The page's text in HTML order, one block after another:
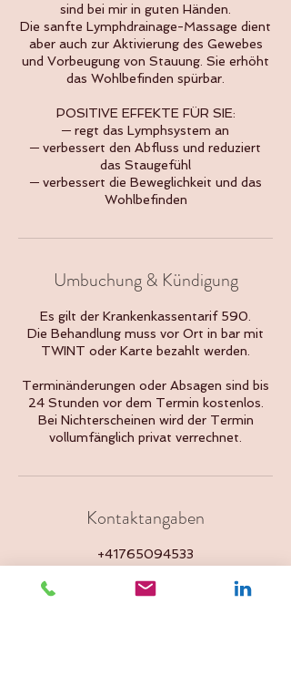
sind bei mir in guten Händen.
Die sanfte Lymphdrainage-Massage dient
aber auch zur Aktivierung des Gewebes
und Vorbeugung von Stauung. Sie erhöht
das Wohlbefinden spürbar.
POSITIVE EFFEKTE FÜR SIE:
─ regt das Lymphsystem an
─ verbessert den Abfluss und reduziert
das Staugefühl
─ verbessert die Beweglichkeit und das
Wohlbefinden
Umbuchung & Kündigung
Es gilt der Krankenkassentarif 590.
Die Behandlung muss vor Ort in bar mit
TWINT oder Karte bezahlt werden.
Terminänderungen oder Absagen sind bis
24 Stunden vor dem Termin kostenlos.
Bei Nichterscheinen wird der Termin
vollumfänglich privat verrechnet.
Kontaktangaben
+41765094533
Switzerland